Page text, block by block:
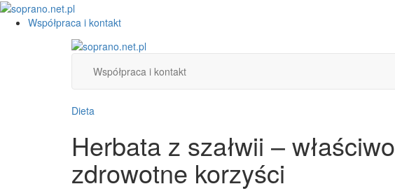
Współpraca i kontakt
Współpraca i kontakt
Dieta
Herbata z szałwii –
zdrowotne korzyści